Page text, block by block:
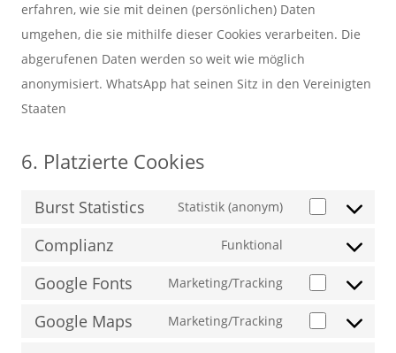
erfahren, wie sie mit deinen (persönlichen) Daten
umgehen, die sie mithilfe dieser Cookies verarbeiten. Die
abgerufenen Daten werden so weit wie möglich
anonymisiert. WhatsApp hat seinen Sitz in den Vereinigten
Staaten
6. Platzierte Cookies
Burst Statistics Statistik (anonym)
Consent
burst-
statistics
Complianz Funktional
complianz
Google Fonts Marketing/Tracking
Consent
Google Maps Marketing/Tracking
Consent